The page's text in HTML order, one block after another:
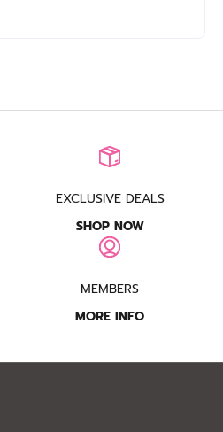
EXCLUSIVE DEALS
SHOP NOW
MEMBERS
MORE INFO